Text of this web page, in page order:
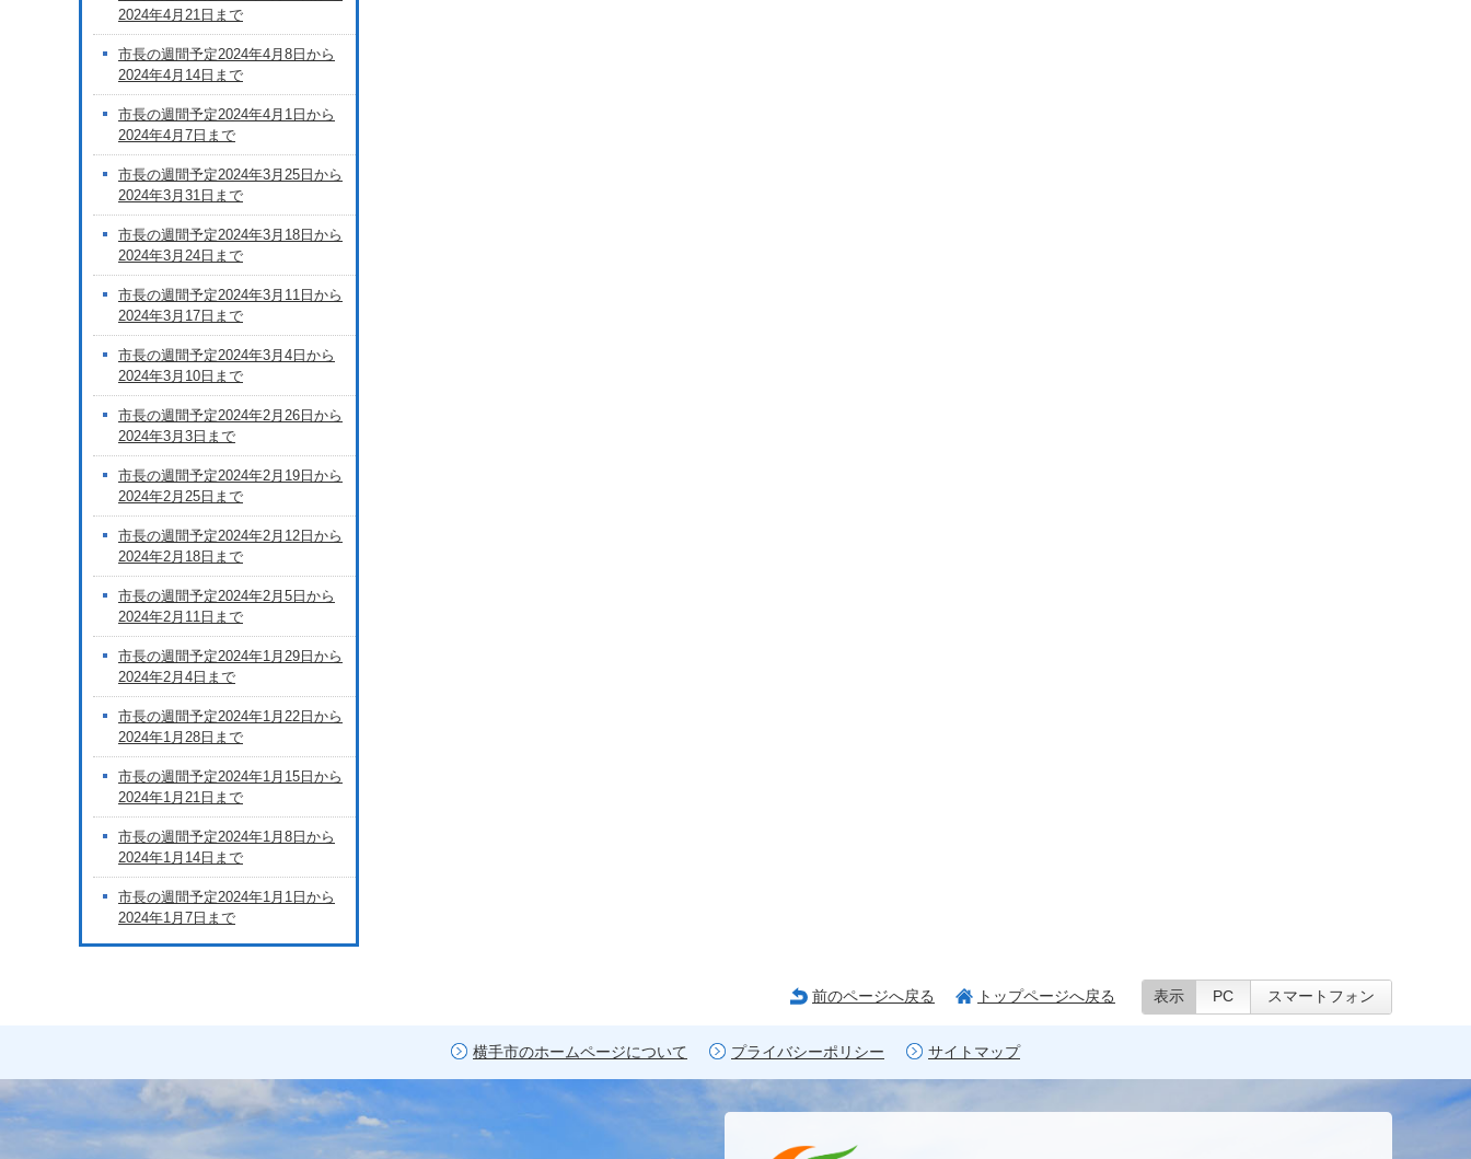
2024年4月21日まで
市長の週間予定2024年4月8日から
2024年4月14日まで
市長の週間予定2024年4月1日から
2024年4月7日まで
市長の週間予定2024年3月25日から
2024年3月31日まで
市長の週間予定2024年3月18日から
2024年3月24日まで
市長の週間予定2024年3月11日から
2024年3月17日まで
市長の週間予定2024年3月4日から
2024年3月10日まで
市長の週間予定2024年2月26日から
2024年3月3日まで
市長の週間予定2024年2月19日から
2024年2月25日まで
市長の週間予定2024年2月12日から
2024年2月18日まで
市長の週間予定2024年2月5日から
2024年2月11日まで
市長の週間予定2024年1月29日から
2024年2月4日まで
市長の週間予定2024年1月22日から
2024年1月28日まで
市長の週間予定2024年1月15日から
2024年1月21日まで
市長の週間予定2024年1月8日から
2024年1月14日まで
市長の週間予定2024年1月1日から
2024年1月7日まで
前のページへ戻る トップページへ戻る 表示 PC スマートフォン
横手市のホームページについて プライバシーポリシー サイトマップ